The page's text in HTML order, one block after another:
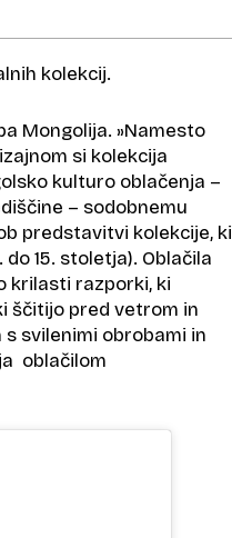
kolekcij.
Mongolija. »Namesto
si kolekcija
kulturo oblačenja –
– sodobnemu
predstavitvi kolekcije, ki
15. stoletja). Oblačila
krilasti razporki, ki
ščitijo pred vetrom in
svilenimi obrobami in
oblačilom